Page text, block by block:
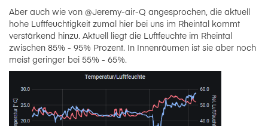
Aber auch wie von @Jeremy-air-Q angesprochen, die aktuell
hohe Luftfeuchtigkeit zumal hier bei uns im Rheintal kommt
verstärkend hinzu. Aktuell liegt die Luftfeuchte im Rheintal
zwischen 85% - 95% Prozent. In Innenräumen ist sie aber noch
meist geringer bei 55% - 65%.